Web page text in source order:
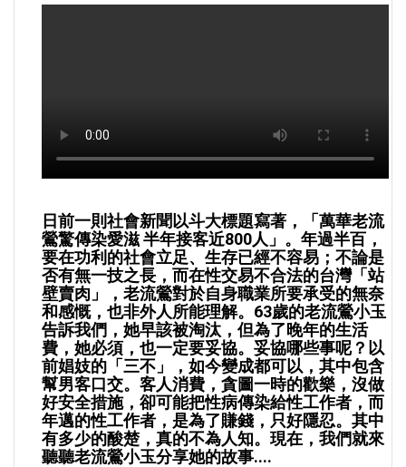
日前一則社會新聞以斗大標題寫著，「萬華老流
鶯驚傳染愛滋 半年接客近800人」。年過半百，
要在功利的社會立足、生存已經不容易；不論是
否有無一技之長，而在性交易不合法的台灣「站
壁賣肉」，老流鶯對於自身職業所要承受的無奈
和感慨，也非外人所能理解。63歲的老流鶯小玉
告訴我們，她早該被淘汰，但為了晚年的生活
費，她必須，也一定要妥協。妥協哪些事呢？以
前娼妓的「三不」，如今變成都可以，其中包含
幫男客口交。客人消費，貪圖一時的歡樂，沒做
好安全措施，卻可能把性病傳染給性工作者，而
年邁的性工作者，是為了賺錢，只好隱忍。其中
有多少的酸楚，真的不為人知。現在，我們就來
聽聽老流鶯小玉分享她的故事....